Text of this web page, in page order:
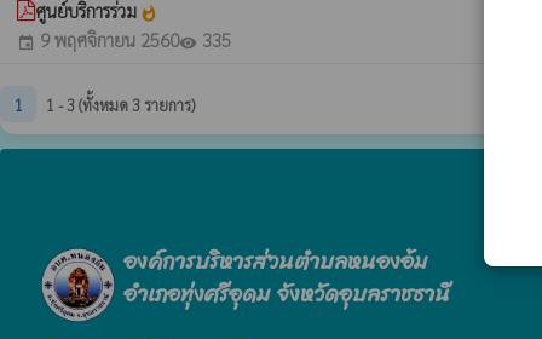
ศูนย์บริการร่วม whatshot
event 9 พฤศจิกายน 2560visibility 335
1 1 - 3 (ทั้งหมด 3 รายการ)
องค์การบริหารส่วนตำบลหนองอ้ม
อำเภอทุ่งศรีอุดม จังหวัดอุบลราชธานี